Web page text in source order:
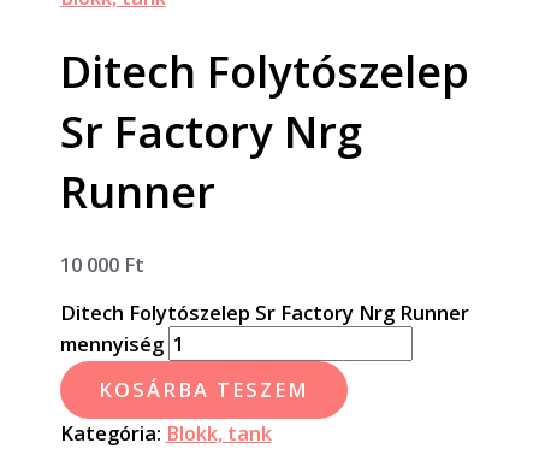
Ditech Folytószelep
Sr Factory Nrg
Runner
10 000 Ft
Ditech Folytószelep Sr Factory Nrg Runner
mennyiség
KOSÁRBA TESZEM
Kategória: Blokk, tank